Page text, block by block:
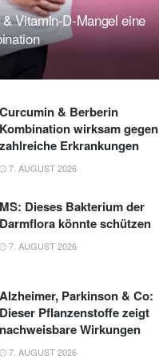
Vitamin-D-Mangel eine
Curcumin & Berberin
Kombination wirksam gegen
zahlreiche Erkrankungen
7. AUGUST 2026
MS: Dieses Bakterium der
Darmflora könnte schützen
7. AUGUST 2026
Alzheimer, Parkinson & Co:
Dieser Pflanzenstoffe zeigt
nachweisbare Wirkungen
7. AUGUST 2026